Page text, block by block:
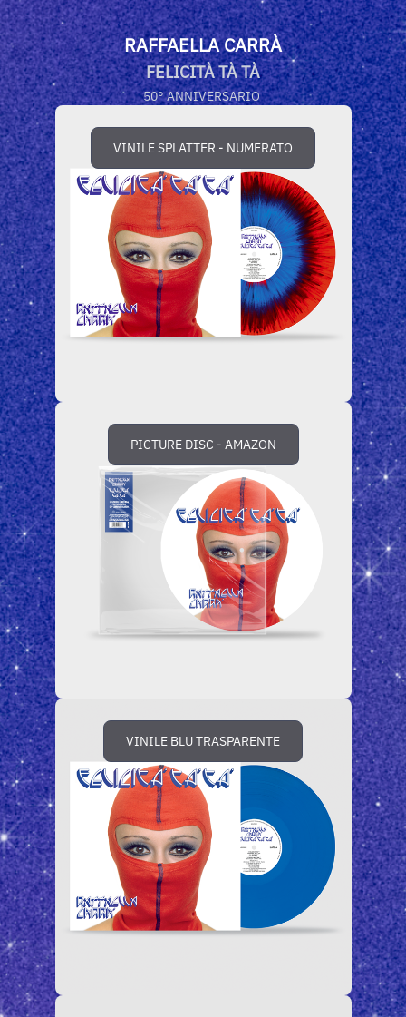
RAFFAELLA CARRÀ
FELICITÀ TÀ TÀ
50° ANNIVERSARIO
VINILE SPLATTER - NUMERATO
PICTURE DISC - AMAZON
VINILE BLU TRASPARENTE